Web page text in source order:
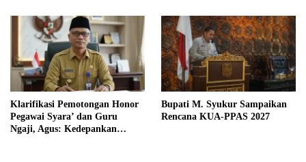
Klarifikasi Pemotongan Honor
Pegawai Syara’ dan Guru
Ngaji, Agus: Kedepankan
Bupati M. Syukur Sampaikan
Rencana KUA-PPAS 2027